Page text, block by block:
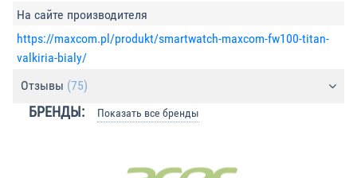
На сайте производителя
https://maxcom.pl/produkt/smartwatch-maxcom-fw100-titan-
valkiria-bialy/
Отзывы (75)
БРЕНДЫ: Показать все бренды